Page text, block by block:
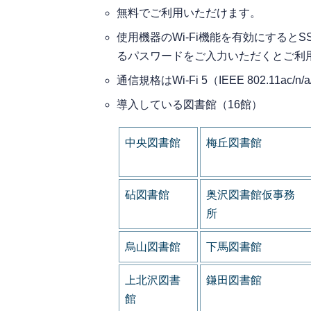
無料でご利用いただけます。
使用機器のWi-Fi機能を有効にすると
るパスワードをご入力いただくとご利
通信規格はWi-Fi 5（IEEE 802.11ac/n/
導入している図書館（16館）
中央図書館 梅丘図書館
砧図書館
奥沢図書館仮事務
所
烏山図書館 下馬図書館
上北沢図書
館
鎌田図書館